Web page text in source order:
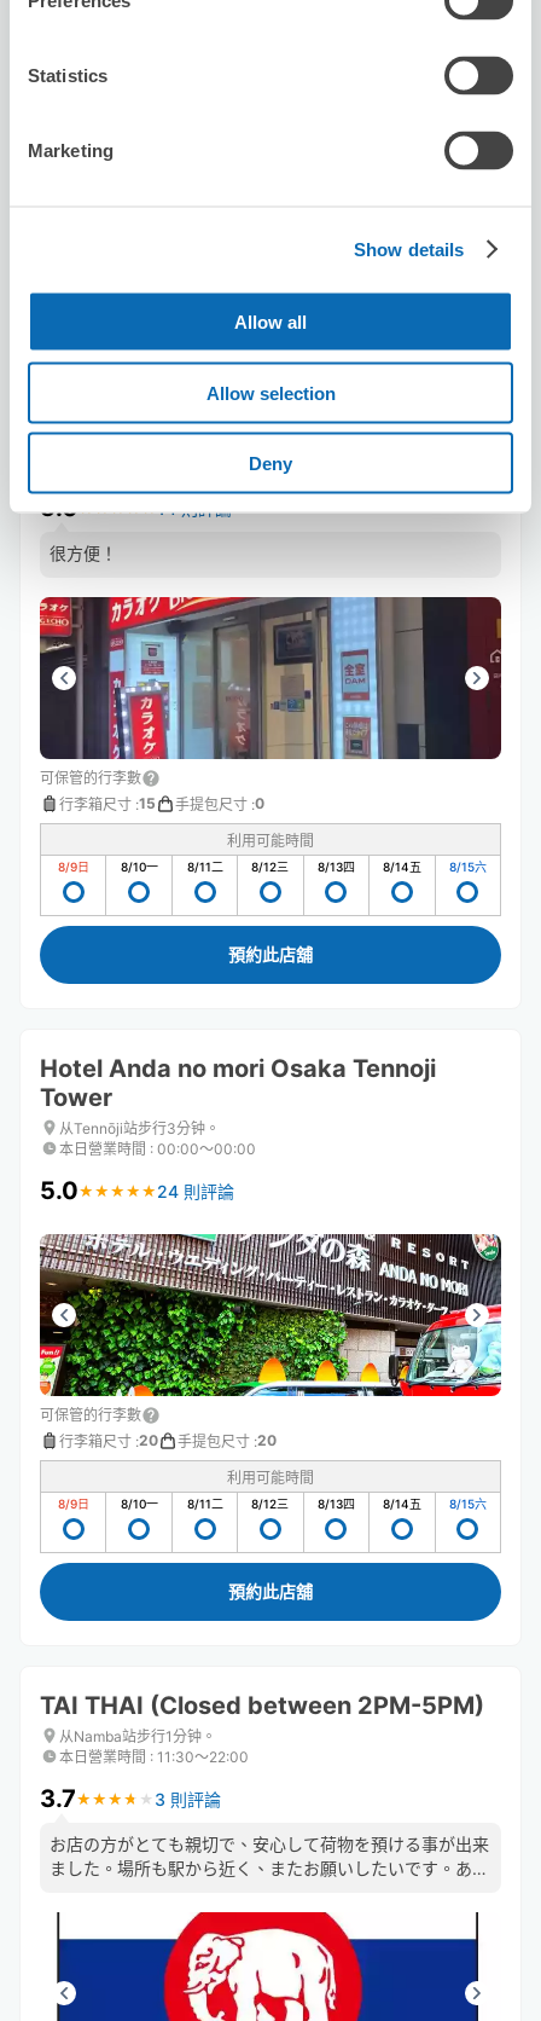
Statistics
Marketing
Show details
Allow all
Allow selection
Deny
行李箱尺寸
預約此店舖
Big Echo Tennoji Abeno Ekimae Store
09:00〜04:30
5.0★★★★★
★★★★★14 則評論
很方便！
可保管的行李數
行李箱尺寸 :15 手提包尺寸 :0
利用可能時間
8/9日 8/10一 8/11二 8/12三 8/13四 8/14五 8/15六
預約此店舖
Hotel Anda no mori Osaka Tennoji
Tower
从Tennōji站步行3分钟。
本日營業時間 : 00:00〜00:00
5.0★ ★ ★ ★ ★
★ ★ ★ ★ ★ 24 則評論
可保管的行李數
行李箱尺寸 :20 手提包尺寸 :20
利用可能時間
8/9日 8/10一 8/11二 8/12三 8/13四 8/14五 8/15六
預約此店舖
TAI THAI (Closed between 2PM-5PM)
从Namba站步行1分钟。
本日營業時間 : 11:30〜22:00
3.7★ ★ ★ ★ ★
★ ★ ★ ★ ★ 3 則評論
お店の方がとても親切で、安心して荷物を預ける事が出来
ました。場所も駅から近く、またお願いしたいです。あり